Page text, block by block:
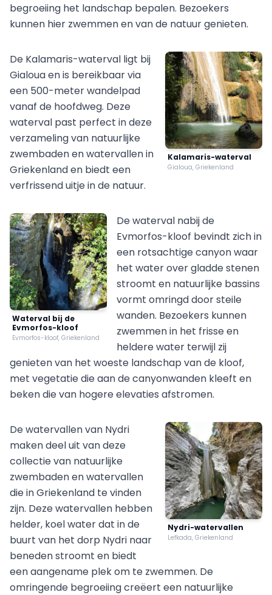
begroeiing het landschap bepalen. Bezoekers
kunnen hier zwemmen en van de natuur genieten.
Kalamaris-waterval
Gialoua, Griekenland
De Kalamaris-waterval ligt bij
Gialoua en is bereikbaar via
een 500-meter wandelpad
vanaf de hoofdweg. Deze
waterval past perfect in deze
verzameling van natuurlijke
zwembaden en watervallen in
Griekenland en biedt een
verfrissend uitje in de natuur.
Waterval bij de
Evmorfos-kloof
Evmorfos-kloof, Griekenland
De waterval nabij de
Evmorfos-kloof bevindt zich in
een rotsachtige canyon waar
het water over gladde stenen
stroomt en natuurlijke bassins
vormt omringd door steile
wanden. Bezoekers kunnen
zwemmen in het frisse en
heldere water terwijl zij
genieten van het woeste landschap van de kloof,
met vegetatie die aan de canyonwanden kleeft en
beken die van hogere elevaties afstromen.
Nydri-watervallen
Lefkada, Griekenland
De watervallen van Nydri
maken deel uit van deze
collectie van natuurlijke
zwembaden en watervallen
die in Griekenland te vinden
zijn. Deze watervallen hebben
helder, koel water dat in de
buurt van het dorp Nydri naar
beneden stroomt en biedt
een aangename plek om te zwemmen. De
omringende begroeiing creëert een natuurlijke